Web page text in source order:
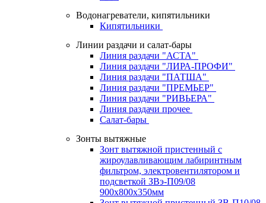
Водонагреватели, кипятильники
Кипятильники
Линии раздачи и салат-бары
Линия раздачи "АСТА"
Линия раздачи "ЛИРА-ПРОФИ"
Линия раздачи "ПАТША"
Линия раздачи "ПРЕМЬЕР"
Линия раздачи "РИВЬЕРА"
Линия раздачи прочее
Салат-бары
Зонты вытяжные
Зонт вытяжной пристенный с
жироулавливающим лабиринтным
фильтром, электровентилятором и
подсветкой ЗВэ-П09/08
900х800х350мм